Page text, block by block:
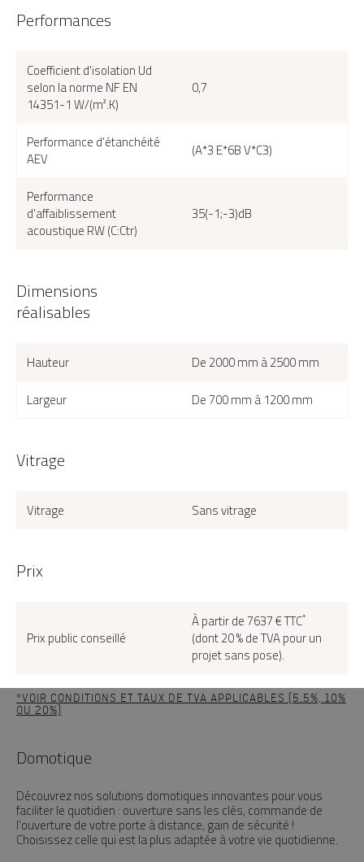
K6-VERTIKAL-2, vue extérieure couleur gris 2400 texturé
Performances
Coefficient d'isolation Ud
selon la norme NF EN
14351-1 W/(m².K)
0,7
Performance d'étanchéité
AEV
(A*3 E*6B V*C3)
Performance
d'affaiblissement
acoustique RW (C:Ctr)
35(-1;-3)dB
Dimensions
réalisables
Hauteur
De 2000 mm à 2500 mm
Largeur
De 700 mm à 1200 mm
Vitrage
Vitrage Sans vitrage
Prix
Prix public conseillé
À partir de 7637 € TTC*
(dont 20 % de TVA pour un
projet sans pose).
*VOIR CONDITIONS ET TAUX DE TVA APPLICABLES (5.5%, 10%
OU 20%)
Domotique
Découvrez nos solutions domotiques innovantes pour vous
faciliter le quotidien : ouverture sans les clés, commande de
l'ouverture de votre porte à distance, gain de sécurité !
Choisissez celle qui est la plus adaptée à votre vie quotidienne.